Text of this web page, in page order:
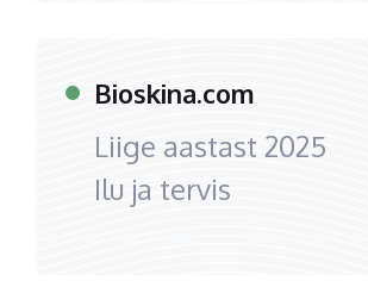
Bioskina.com
Liige aastast 2025
Ilu ja tervis